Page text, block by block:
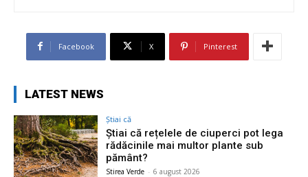
Facebook X Pinterest
LATEST NEWS
Știai că
Știai că rețelele de ciuperci pot lega
rădăcinile mai multor plante sub
pământ?
Stirea Verde - 6 august 2026